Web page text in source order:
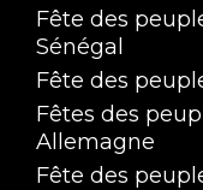
Fête des
Sénégal
Fête des
Fêtes des
Allemagne
Fête des